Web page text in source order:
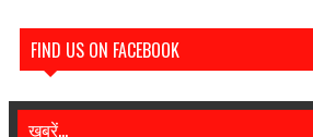
FIND US ON FACEBOOK
खबरें...